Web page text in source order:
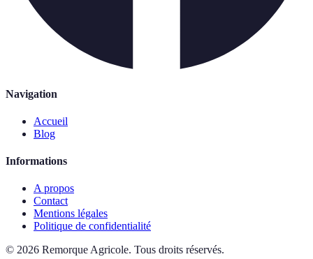
Navigation
Accueil
Blog
Informations
A propos
Contact
Mentions légales
Politique de confidentialité
© 2026 Remorque Agricole. Tous droits réservés.